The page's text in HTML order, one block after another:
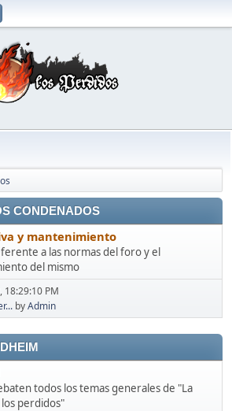
CONDENADOS
y mantenimiento
a las normas del foro y el
del mismo
18:29:10 PM
byAdmin
todos los temas generales de "La
perdidos"